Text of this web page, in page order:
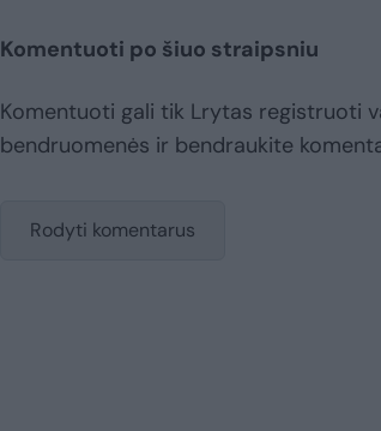
Komentuoti po šiuo straipsniu
Komentuoti gali tik Lrytas registruoti
bendruomenės ir bendraukite
Rodyti komentarus